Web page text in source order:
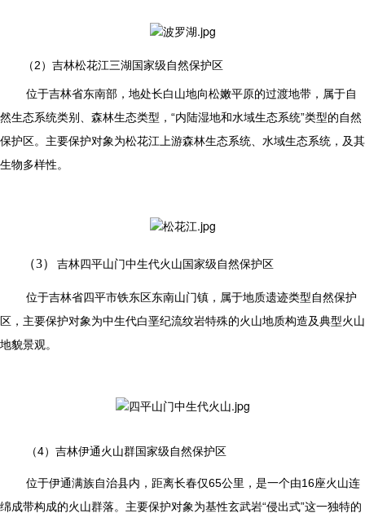
（2） 吉林松花江三湖国家级自然保护区
位于吉林省东南部，地处长白山地向松嫩平原的过渡地带，属于自
然生态系统类别、森林生态类型，“内陆湿地和水域生态系统”类型的自然
保护区。主要保护对象为松花江上游森林生态系统、水域生态系统，及其
生物多样性。
（3） 吉林四平山门中生代火山国家级自然保护区
位于吉林省四平市铁东区东南山门镇，属于地质遗迹类型自然保护
区，主要保护对象为中生代白垩纪流纹岩特殊的火山地质构造及典型火山
地貌景观。
（4） 吉林伊通火山群国家级自然保护区
位于伊通满族自治县内，距离长春仅65公里，是一个由16座火山连
绵成带构成的火山群落。主要保护对象为基性玄武岩“侵出式”这一独特的